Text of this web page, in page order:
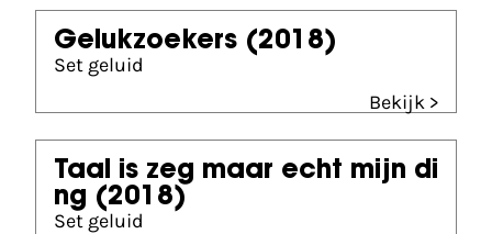
Gelukzoekers (2018)
Set geluid
Bekijk >
Taal is zeg maar echt mijn di
ng (2018)
Set geluid